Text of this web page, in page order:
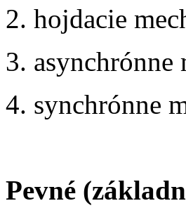
2. hojdacie
3. asynchrónne
4. synchrónne
Pevné